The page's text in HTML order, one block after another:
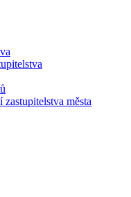
města